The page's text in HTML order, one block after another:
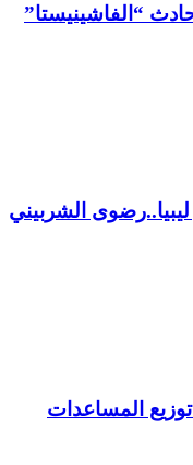
“الفاشينيستا”
الشربيني
المساعدات